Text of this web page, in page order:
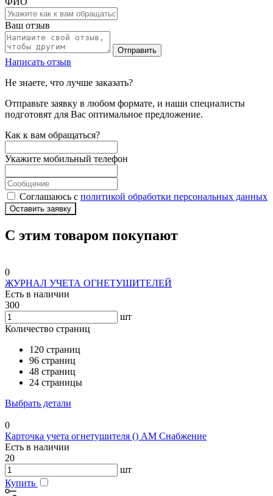
Ваш отзыв
Отправить
Написать отзыв
Не знаете, что лучше заказать?
Отправьте заявку в любом формате, и наши специалисты
подготовят для Вас оптимальное предложение.
Как к вам обращаться?
Укажите мобильный телефон
Соглашаюсь с политикой обработки персональных данных
Оставить заявку
С этим товаром покупают
0
ЖУРНАЛ УЧЕТА ОГНЕТУШИТЕЛЕЙ
Есть в наличии
300
шт
Количество страниц
120 страниц
96 страниц
48 страниц
24 страницы
Выбрать детали
0
Карточка учета огнетушителя () АМ Снабжение
Есть в наличии
20
шт
Купить